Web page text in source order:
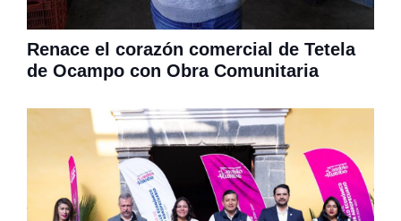
Renace el corazón comercial de Tetela
de Ocampo con Obra Comunitaria